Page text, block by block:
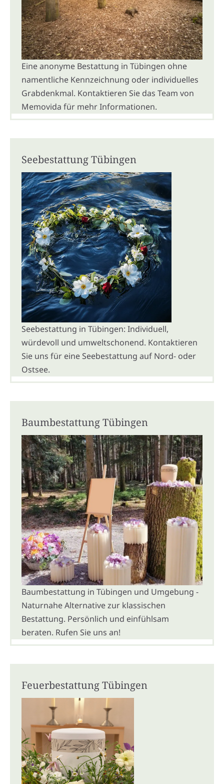
Eine anonyme Bestattung in Tübingen ohne
namentliche Kennzeichnung oder individuelles
Grabdenkmal. Kontaktieren Sie das Team von
Memovida für mehr Informationen.
Seebestattung Tübingen
Seebestattung in Tübingen: Individuell,
würdevoll und umweltschonend. Kontaktieren
Sie uns für eine Seebestattung auf Nord- oder
Ostsee.
Baumbestattung Tübingen
Baumbestattung in Tübingen und Umgebung -
Naturnahe Alternative zur klassischen
Bestattung. Persönlich und einfühlsam
beraten. Rufen Sie uns an!
Feuerbestattung Tübingen